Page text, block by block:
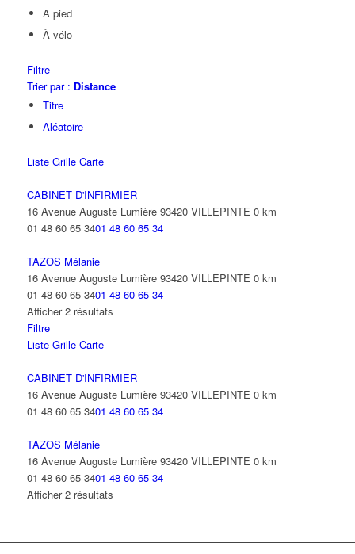
A pied
À vélo
Filtre
Trier par : Distance
Titre
Aléatoire
Liste Grille Carte
CABINET D'INFIRMIER
16 Avenue Auguste Lumière 93420 VILLEPINTE 0 km
01 48 60 65 3401 48 60 65 34
TAZOS Mélanie
16 Avenue Auguste Lumière 93420 VILLEPINTE 0 km
01 48 60 65 3401 48 60 65 34
Afficher 2 résultats
Filtre
Liste Grille Carte
CABINET D'INFIRMIER
16 Avenue Auguste Lumière 93420 VILLEPINTE 0 km
01 48 60 65 3401 48 60 65 34
TAZOS Mélanie
16 Avenue Auguste Lumière 93420 VILLEPINTE 0 km
01 48 60 65 3401 48 60 65 34
Afficher 2 résultats